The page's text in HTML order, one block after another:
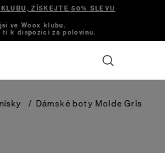
ZÍSKEJTE 50% SLEVU
ve Woox klubu.
ti k dispozici za polovinu.
/ Dámské boty MoldeGris